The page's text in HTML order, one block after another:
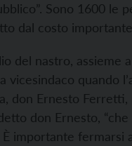
Sono 1600 le
dal costo
del nastro, assieme
vicesindaco quando
don Ernesto Ferretti,
don Ernesto,
importante fermarsi